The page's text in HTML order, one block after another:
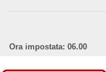
Ora impostata: 06.00